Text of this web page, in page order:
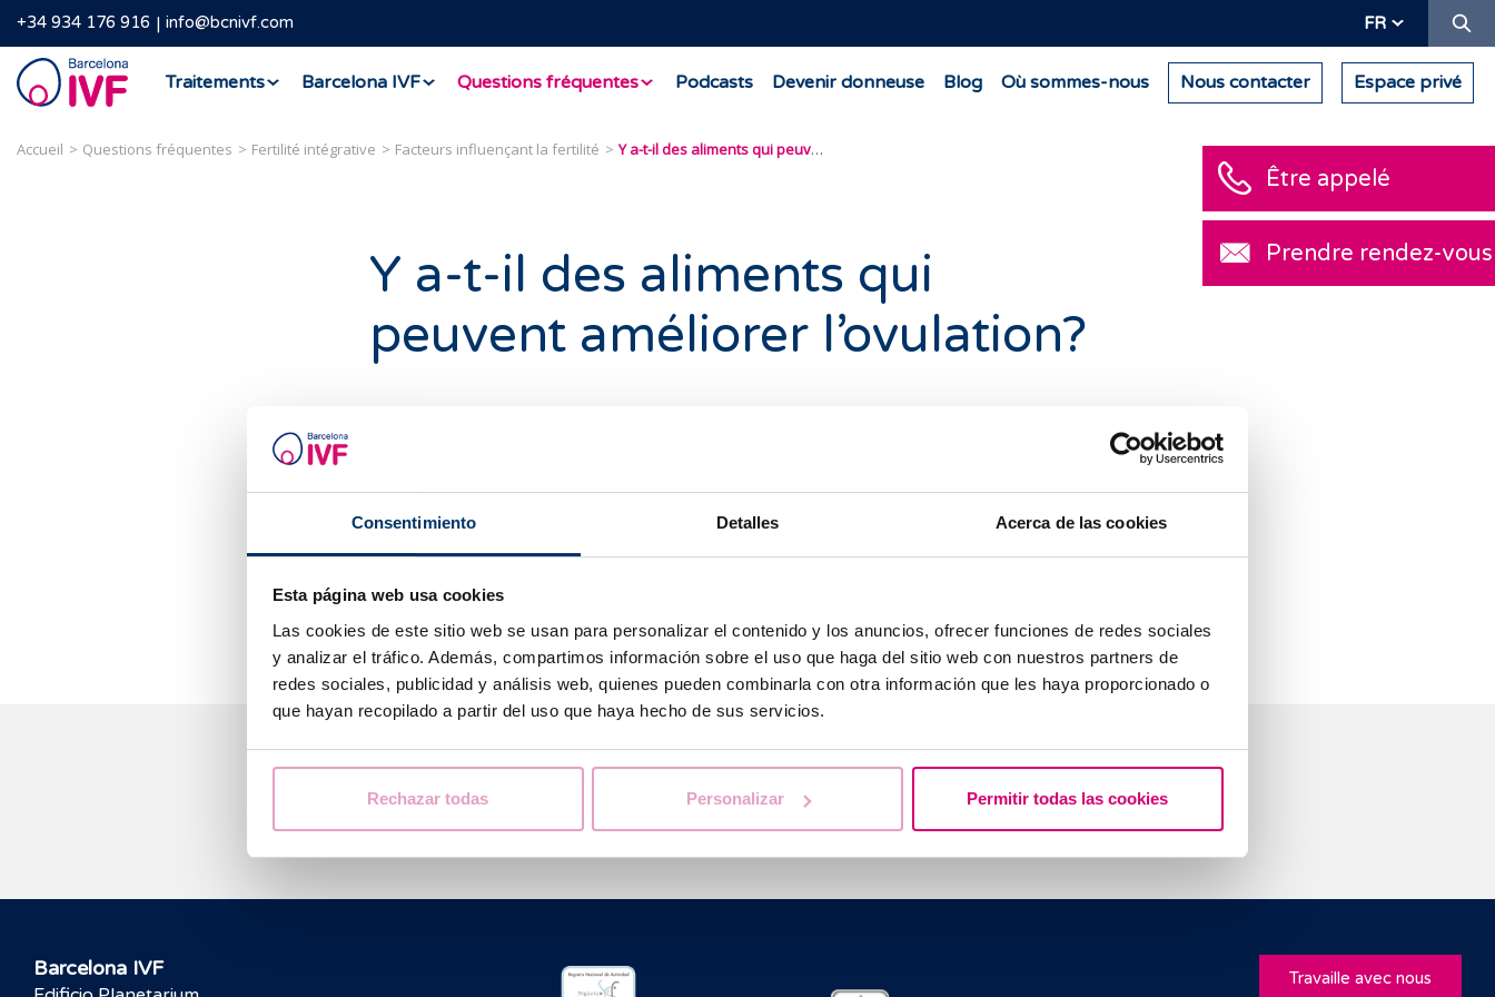
Consentimiento Detalles Acerca de las cookies
Esta página web usa cookies
Las cookies de este sitio web se usan para personalizar el contenido y los anuncios, ofrecer funciones de redes sociales
y analizar el tráfico. Además, compartimos información sobre el uso que haga del sitio web con nuestros partners de
redes sociales, publicidad y análisis web, quienes pueden combinarla con otra información que les haya proporcionado o
que hayan recopilado a partir del uso que haya hecho de sus servicios.
Rechazar todas Personalizar Permitir todas las cookies
+34 934 176 916 info@bcnivf.com FR
Barcelona
IVF
Traitements Barcelona IVF Questions fréquentes Podcasts Devenir donneuse Blog Où sommes-nous Nous contacter Espace privé
Accueil Questions fréquentes Fertilité intégrative Facteurs influençant la fertilité Y a-t-il des aliments qui peuvent améliorer l’ovulation?
Y a-t-il des aliments qui
peuvent améliorer l’ovulation?
capitale pour le corps humain, car elle aide à maintenir le corps, le nourrit, le maintient en
La nutrition doit être personnalisée (varie selon le sexe, l’âge, le style de vie, la culture et
l’état du corps), complète (doit avoir tous les nutriments dont notre corps a besoin), variée
sainement.
Nous vous aidons à trouver les réponses à vos questions
Être appelé
Prendre rendez-vous
Barcelona IVF Travaille avec nous